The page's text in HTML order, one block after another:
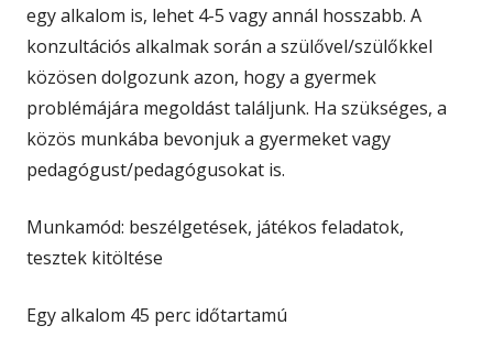
egy alkalom is, lehet 4-5 vagy annál hosszabb. A
konzultációs alkalmak során a szülővel/szülőkkel
közösen dolgozunk azon, hogy a gyermek
problémájára megoldást találjunk. Ha szükséges, a
közös munkába bevonjuk a gyermeket vagy
pedagógust/pedagógusokat is.
Munkamód: beszélgetések, játékos feladatok,
tesztek kitöltése
Egy alkalom 45 perc időtartamú